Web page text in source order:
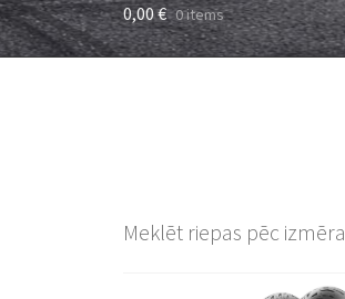
0,00€ 0 items
Meklēt riepas pēc izmēra